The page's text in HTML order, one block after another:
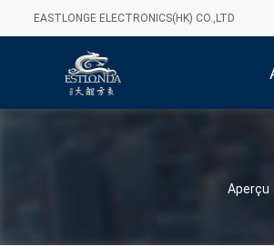
EASTLONGE ELECTRONICS(HK) CO.,LTD
Aperçu